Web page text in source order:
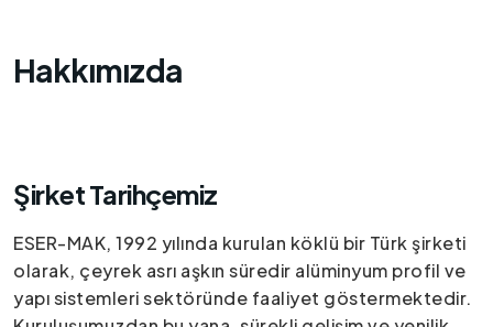
Hakkımızda
Şirket Tarihçemiz
ESER-MAK, 1992 yılında kurulan köklü bir Türk şirketi
olarak, çeyrek asrı aşkın süredir alüminyum profil ve
yapı sistemleri sektöründe faaliyet göstermektedir.